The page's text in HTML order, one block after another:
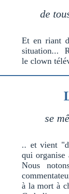
de
Et en riant
situation...
le clown
se
.. et vient
qui
Nous
à la mort à